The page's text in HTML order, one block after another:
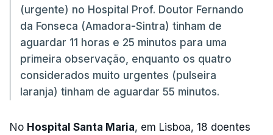
(urgente) no Hospital Prof. Doutor Fernando
da Fonseca (Amadora-Sintra) tinham de
aguardar 11 horas e 25 minutos para uma
primeira observação, enquanto os quatro
considerados muito urgentes (pulseira
laranja) tinham de aguardar 55 minutos.
No Hospital Santa Maria, em Lisboa, 18 doentes